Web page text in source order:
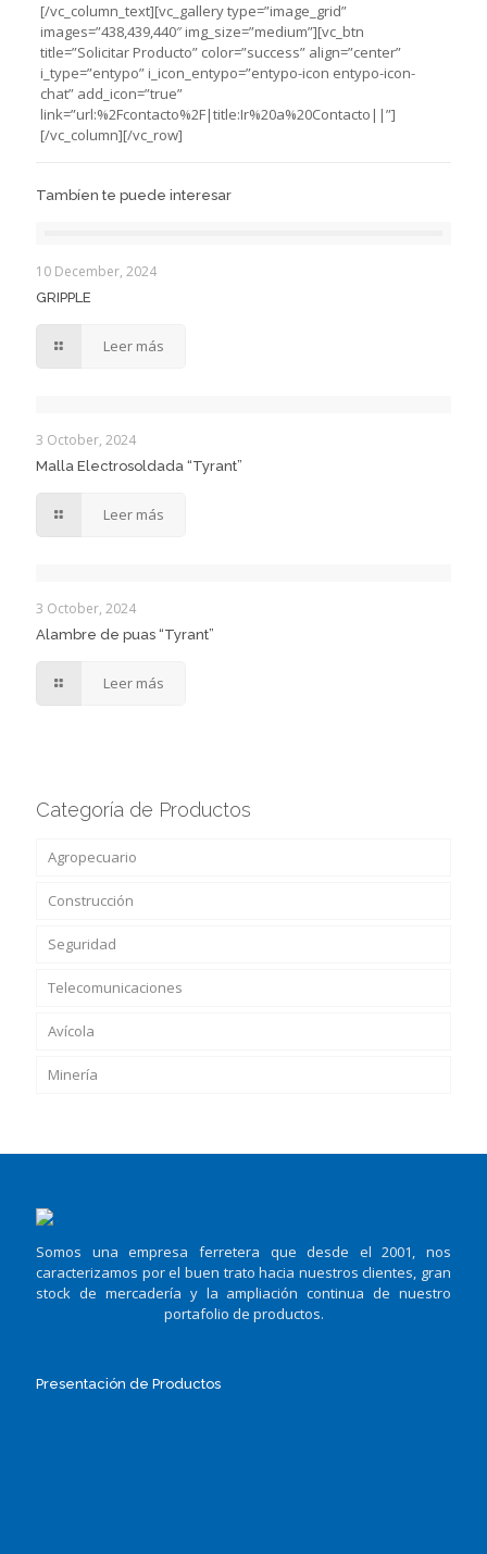
[/vc_column_text][vc_gallery type=”image_grid”
images=”438,439,440″ img_size=”medium”][vc_btn
title=”Solicitar Producto” color=”success” align=”center”
i_type=”entypo” i_icon_entypo=”entypo-icon entypo-icon-
chat” add_icon=”true”
link=”url:%2Fcontacto%2F|title:Ir%20a%20Contacto||”]
[/vc_column][/vc_row]
Tambíen te puede interesar
10 December, 2024
GRIPPLE
Leer más
3 October, 2024
Malla Electrosoldada “Tyrant”
Leer más
3 October, 2024
Alambre de puas “Tyrant”
Leer más
Categoría de Productos
Agropecuario
Construcción
Seguridad
Telecomunicaciones
Avícola
Minería
Somos una empresa ferretera que desde el 2001, nos
caracterizamos por el buen trato hacia nuestros clientes, gran
stock de mercadería y la ampliación continua de nuestro
portafolio de productos.
Presentación de Productos